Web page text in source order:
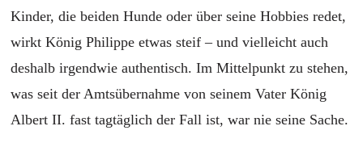
Kinder, die beiden Hunde oder über seine Hobbies redet,
wirkt König Philippe etwas steif – und vielleicht auch
deshalb irgendwie authentisch. Im Mittelpunkt zu stehen,
was seit der Amtsübernahme von seinem Vater König
Albert II. fast tagtäglich der Fall ist, war nie seine Sache.